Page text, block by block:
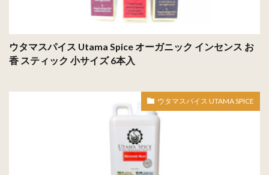
ウタマスパイス Utama Spice オーガニック インセンス お
香 スティック 小サイズ 6本入
ウタマスパイス UTAMA SPICE